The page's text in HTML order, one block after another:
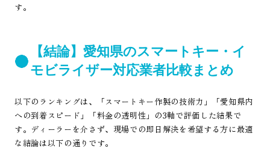
す。
【結論】愛知県のスマートキー・イ
モビライザー対応業者比較まとめ
以下のランキングは、「スマートキー作製の技術力」「愛知県内
への到着スピード」「料金の透明性」の3軸で評価した結果で
す。ディーラーを介さず、現場での即日解決を希望する方に最適
な結論は以下の通りです。